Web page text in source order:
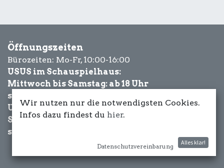
Öffnungszeiten
Bürozeiten: Mo-Fr, 10:00-16:00
USUS im Schauspielhaus:
Mittwoch bis Samstag: ab 18 Uhr
sowie Eventbezogen.
USUS am Wasser:
Schönwetter-
sowie Eventbezogen.
Wir nutzen nur die notwendigsten Cookies.
Infos dazu findest du hier.
Datenschutzvereinbarung
Alles klar!